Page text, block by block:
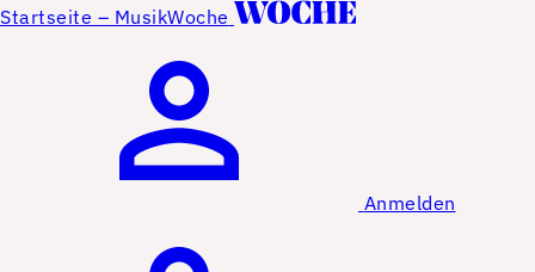
Startseite – MusikWoche
Anmelden